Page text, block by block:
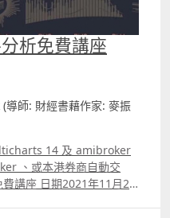
析免費講座
師: 財經書藉作家: 麥振
14 及 amibroker
、或本港券商自動交
講座 日期2021年11月27